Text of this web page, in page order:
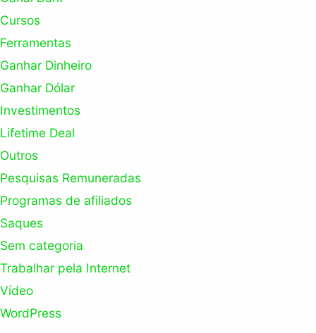
Cursos
Ferramentas
Ganhar Dinheiro
Ganhar Dólar
Investimentos
Lifetime Deal
Outros
Pesquisas Remuneradas
Programas de afiliados
Saques
Sem categoria
Trabalhar pela Internet
Vídeo
WordPress